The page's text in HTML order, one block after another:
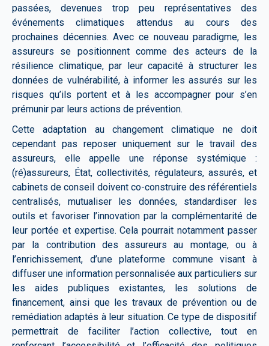
passées, devenues trop peu représentatives des
événements climatiques attendus au cours des
prochaines décennies. Avec ce nouveau paradigme, les
assureurs se positionnent comme des acteurs de la
résilience climatique, par leur capacité à structurer les
données de vulnérabilité, à informer les assurés sur les
risques qu’ils portent et à les accompagner pour s’en
prémunir par leurs actions de prévention.
Cette adaptation au changement climatique ne doit
cependant pas reposer uniquement sur le travail des
assureurs, elle appelle une réponse systémique :
(ré)assureurs, État, collectivités, régulateurs, assurés, et
cabinets de conseil doivent co-construire des référentiels
centralisés, mutualiser les données, standardiser les
outils et favoriser l’innovation par la complémentarité de
leur portée et expertise. Cela pourrait notamment passer
par la contribution des assureurs au montage, ou à
l’enrichissement, d’une plateforme commune visant à
diffuser une information personnalisée aux particuliers sur
les aides publiques existantes, les solutions de
financement, ainsi que les travaux de prévention ou de
remédiation adaptés à leur situation. Ce type de dispositif
permettrait de faciliter l’action collective, tout en